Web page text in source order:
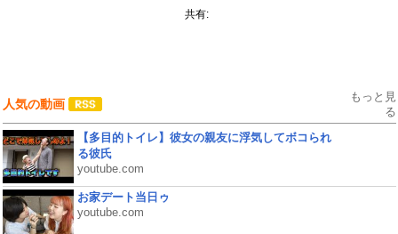
共有:
人気の動画
もっと見
る
【多目的トイレ】彼女の親友に浮気してボコられ
る彼氏
youtube.com
お家デート当日ゥ
youtube.com